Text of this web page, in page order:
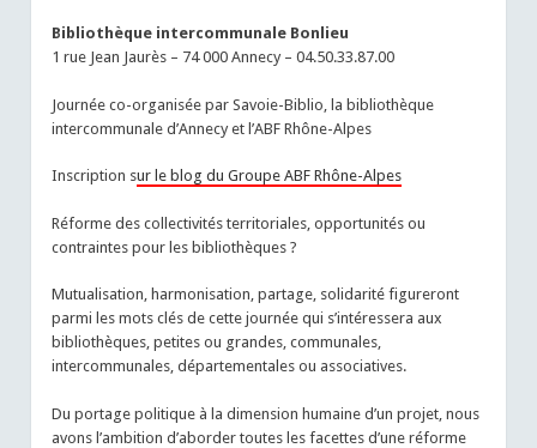
Bibliothèque intercommunale Bonlieu
1 rue Jean Jaurès – 74 000 Annecy – 04.50.33.87.00
Journée co-organisée par Savoie-Biblio, la bibliothèque
intercommunale d’Annecy et l’ABF Rhône-Alpes
Inscription sur le blog du Groupe ABF Rhône-Alpes
Réforme des collectivités territoriales, opportunités ou
contraintes pour les bibliothèques ?
Mutualisation, harmonisation, partage, solidarité figureront
parmi les mots clés de cette journée qui s’intéressera aux
bibliothèques, petites ou grandes, communales,
intercommunales, départementales ou associatives.
Du portage politique à la dimension humaine d’un projet, nous
avons l’ambition d’aborder toutes les facettes d’une réforme